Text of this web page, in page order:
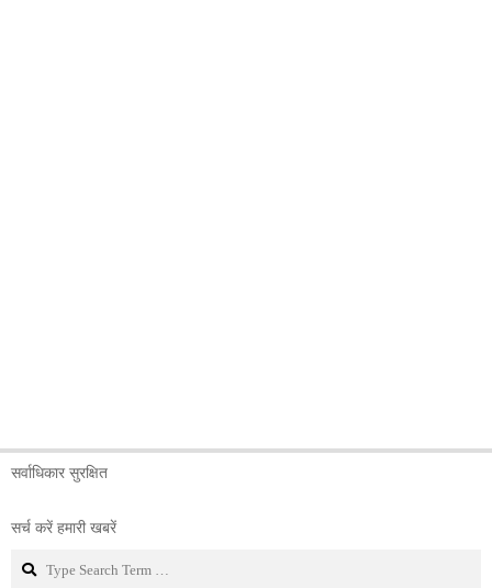
सर्वाधिकार सुरक्षित
सर्च करें हमारी खबरें